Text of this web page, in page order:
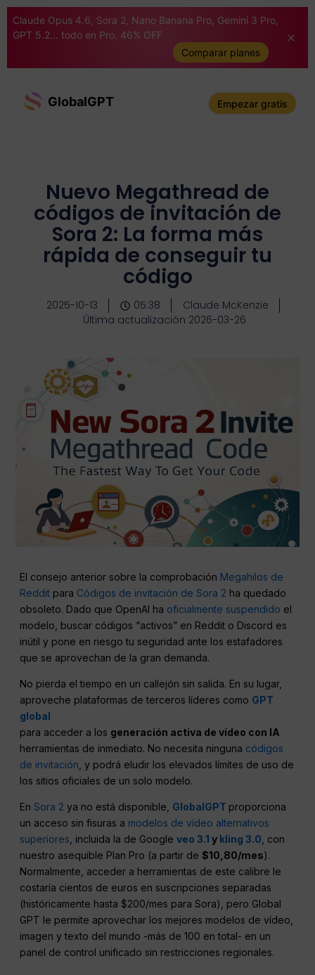
Claude Opus 4.6, Sora 2, Nano Banana Pro, Gemini 3 Pro,
GPT 5.2... todo en Pro. 46% OFF
Comparar planes
GlobalGPT Empezar gratis
Nuevo Megathread de
códigos de invitación de
Sora 2: La forma más
rápida de conseguir tu
código
2025-10-13 05:38
Claude McKenzie
Última actualización 2026-03-26
El consejo anterior sobre la comprobación Megahilos de
Reddit para Códigos de invitación de Sora 2 ha quedado
obsoleto. Dado que OpenAI ha oficialmente suspendido el
modelo, buscar códigos “activos” en Reddit o Discord es
inútil y pone en riesgo tu seguridad ante los estafadores
que se aprovechan de la gran demanda.
No pierda el tiempo en un callejón sin salida. En su lugar,
aproveche plataformas de terceros líderes como GPT
global
para acceder a los generación activa de vídeo con IA
herramientas de inmediato. No necesita ninguna códigos
de invitación , y podrá eludir los elevados límites de uso de
los sitios oficiales de un solo modelo.
EnSora 2 ya no está disponible, GlobalGPT proporciona
un acceso sin fisuras a modelos de vídeo alternativos
superiores, incluida la de Googleveo 3.1 y kling 3.0, con
nuestro asequible Plan Pro (a partir de$10,80/mes).
Normalmente, acceder a herramientas de este calibre le
costaría cientos de euros en suscripciones separadas
(históricamente hasta $200/mes para Sora), pero Global
GPT le permite aprovechar los mejores modelos de vídeo,
imagen y texto del mundo -más de 100 en total- en un
panel de control unificado sin restricciones regionales.